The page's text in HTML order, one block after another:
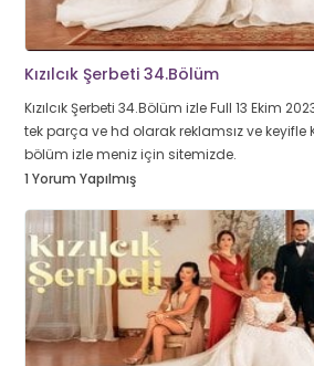
Kızılcık Şerbeti 34.Bölüm
Kızılcık Şerbeti 34.Bölüm izle Full 13 Ekim
tek parça ve hd olarak reklamsız ve keyifle
bölüm izle meniz için sitemizde.
1 Yorum Yapılmış